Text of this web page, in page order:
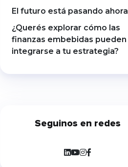
El futuro está pasando ahora
¿Querés explorar cómo las
finanzas embebidas pueden
integrarse a tu estrategia?
Seguinos en redes